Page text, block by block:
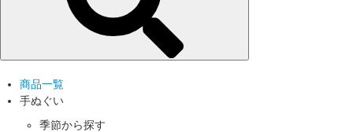
商品一覧
手ぬぐい
季節から探す